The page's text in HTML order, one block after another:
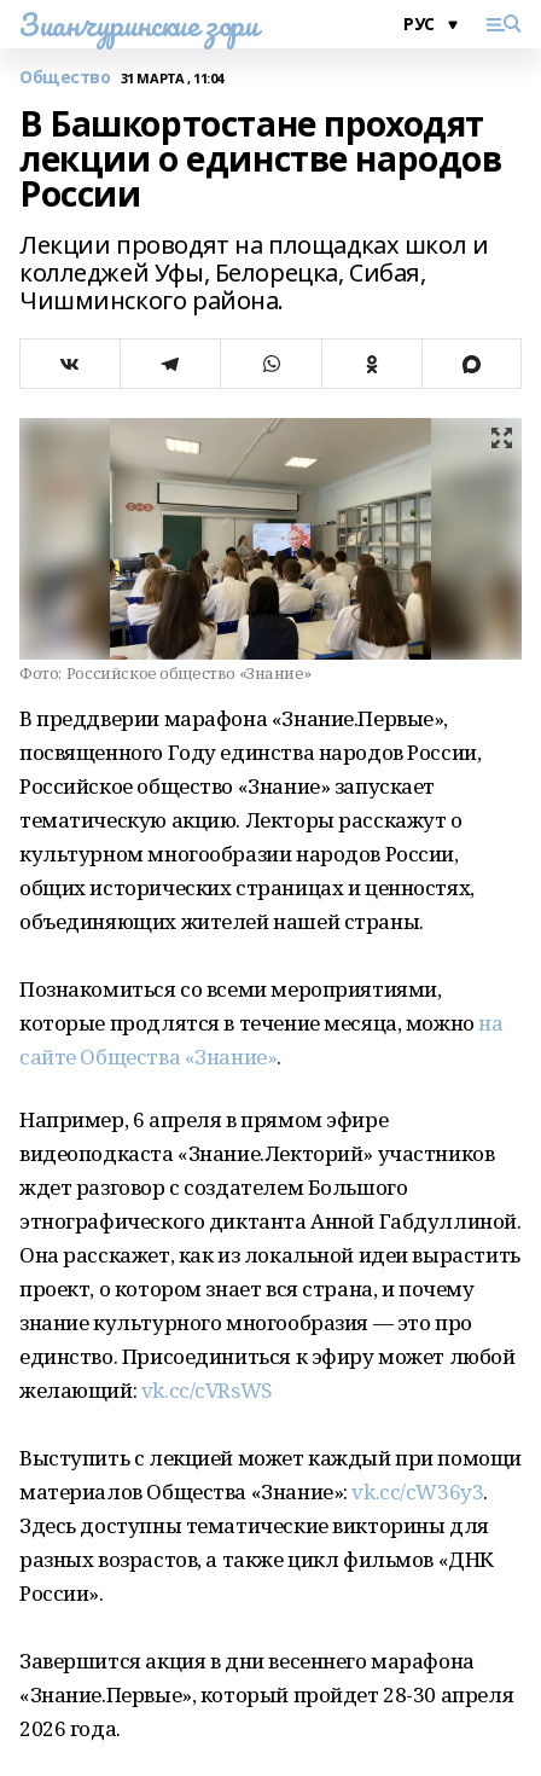
Зианчуринские зори
Общество 31 МАРТА , 11:04
В Башкортостане проходят
лекции о единстве народов
России
Лекции проводят на площадках школ и
колледжей Уфы, Белорецка, Сибая,
Чишминского района.
Фото: Российское общество «Знание»
В преддверии марафона «Знание.Первые»,
посвященного Году единства народов России,
Российское общество «Знание» запускает
тематическую акцию. Лекторы расскажут о
культурном многообразии народов России,
общих исторических страницах и ценностях,
объединяющих жителей нашей страны.
Познакомиться со всеми мероприятиями,
которые продлятся в течение месяца, можнона
сайте Общества «Знание».
Например, 6 апреля в прямом эфире
видеоподкаста «Знание.Лекторий» участников
ждет разговор с создателем Большого
этнографического диктанта Анной Габдуллиной.
Она расскажет, как из локальной идеи вырастить
проект, о котором знает вся страна, и почему
знание культурного многообразия — это про
единство. Присоединиться к эфиру может любой
желающий:vk.cc/cVRsWS
Выступить с лекцией может каждый при помощи
материалов Общества «Знание»:vk.cc/cW36y3.
Здесь доступны тематические викторины для
разных возрастов, а также цикл фильмов «ДНК
России».
Завершится акция в дни весеннего марафона
«Знание.Первые», который пройдет 28-30 апреля
2026 года.